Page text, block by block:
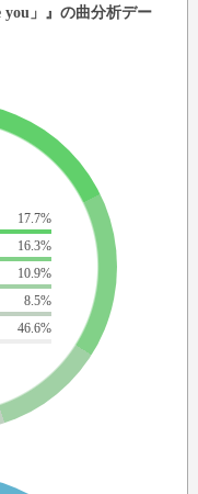
you」』の曲分析デー
17.7%
16.3%
10.9%
8.5%
46.6%